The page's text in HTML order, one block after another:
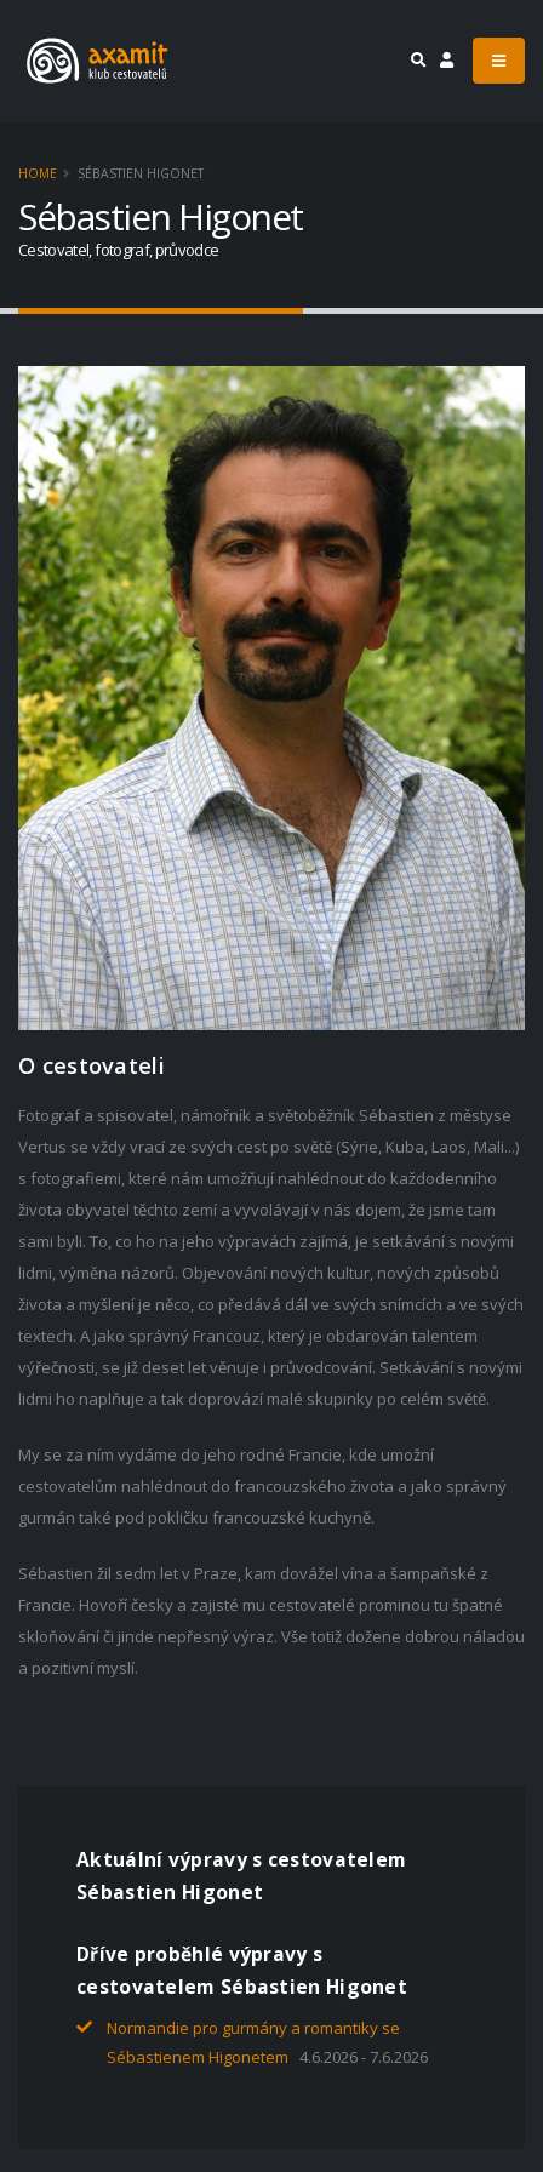
HOME SÉBASTIEN HIGONET
Sébastien Higonet
Cestovatel, fotograf, průvodce
O cestovateli
Fotograf a spisovatel, námořník a světoběžník Sébastien z městyse
Vertus se vždy vrací ze svých cest po světě (Sýrie, Kuba, Laos, Mali...)
s fotografiemi, které nám umožňují nahlédnout do každodenního
života obyvatel těchto zemí a vyvolávají v nás dojem, že jsme tam
sami byli. To, co ho na jeho výpravách zajímá, je setkávání s novými
lidmi, výměna názorů. Objevování nových kultur, nových způsobů
života a myšlení je něco, co předává dál ve svých snímcích a ve svých
textech. A jako správný Francouz, který je obdarován talentem
výřečnosti, se již deset let věnuje i průvodcování. Setkávání s novými
lidmi ho naplňuje a tak doprovází malé skupinky po celém světě.
My se za ním vydáme do jeho rodné Francie, kde umožní
cestovatelům nahlédnout do francouzského života a jako správný
gurmán také pod pokličku francouzské kuchyně.
Sébastien žil sedm let v Praze, kam dovážel vína a šampaňské z
Francie. Hovoří česky a zajisté mu cestovatelé prominou tu špatné
skloňování či jinde nepřesný výraz. Vše totiž dožene dobrou náladou
a pozitivní myslí.
Aktuální výpravy s cestovatelem
Sébastien Higonet
Dříve proběhlé výpravy s
cestovatelem Sébastien Higonet
Normandie pro gurmány a romantiky se
Sébastienem Higonetem 4.6.2026 - 7.6.2026